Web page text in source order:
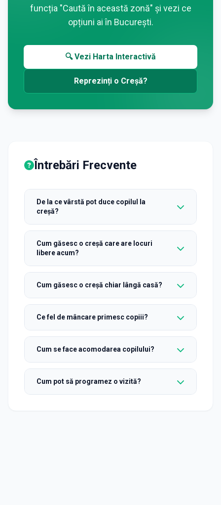
funcția "Caută în această zonă" și vezi ce
opțiuni ai în București.
🔍 Vezi Harta Interactivă
Reprezinți o Creșă?
Întrebări Frecvente
De la ce vârstă pot duce copilul la
creșă?
Cum găsesc o creșă care are locuri
libere acum?
Cum găsesc o creșă chiar lângă casă?
Ce fel de mâncare primesc copiii?
Cum se face acomodarea copilului?
Cum pot să programez o vizită?